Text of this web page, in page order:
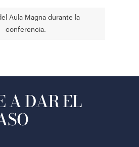
Aula Magna durante la
conferencia.
A DAR EL